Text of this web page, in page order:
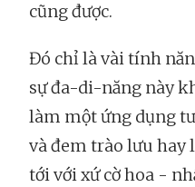
cũng được.
Đó chỉ là vài tính
sự đa-di-năng này
làm một ứng dụng
và đem trào lưu hay
tới với xứ cờ hoa -